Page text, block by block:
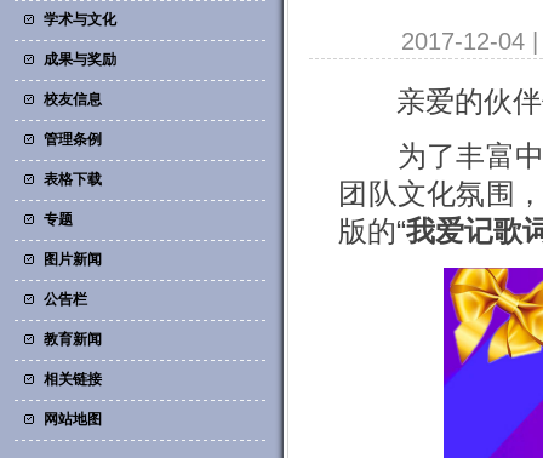
学术与文化
成果与奖励
校友信息
管理条例
表格下载
专题
图片新闻
公告栏
教育新闻
相关链接
网站地图
2017-12-04
亲爱的伙
为了丰富
团队文化氛围
版的“我爱记歌